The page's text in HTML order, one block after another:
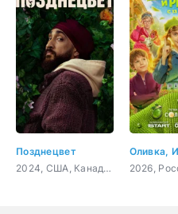
Позднецвет
2024, США, Канада, драма, комедия